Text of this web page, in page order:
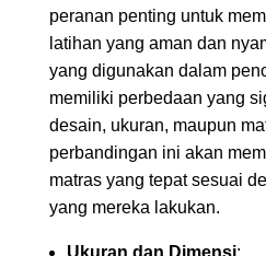
peranan penting untuk
latihan yang aman dan
yang digunakan dalam
memiliki perbedaan yang
desain, ukuran, maupun
perbandingan ini akan
matras yang tepat sesuai
yang mereka lakukan.
Ukuran dan Dimensi: